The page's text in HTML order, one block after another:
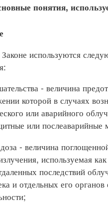
понятия,
используются
- величина
которой в случаях
или аварийного
или послеаварийные
- величина
используемая
последствий
и отдельных его